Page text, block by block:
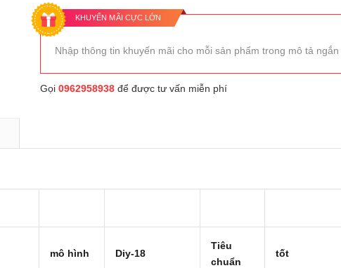
KHUYẾN MÃI CỰC LỚN
Nhập thông tin khuyến mãi cho mỗi sản phẩm trong mô tả ngắn
Gọi 0962958938để được tư vấn miễn phí
mô hình Diy-18
Tiêu
chuẩn
tốt